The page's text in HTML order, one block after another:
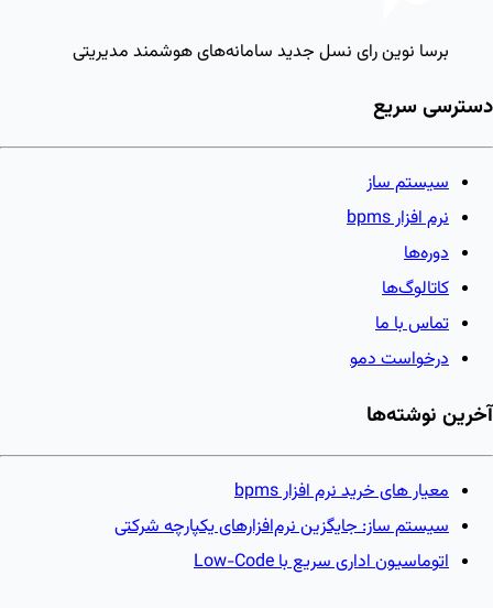
برسا نوین رای نسل جدید سامانه‌های هوشمند مدیریتی
دسترسی سریع
سیستم ساز
نرم افزار bpms
دوره‌ها
کاتالوگ‌ها
تماس با ما
درخواست دمو
آخرین نوشته‌ها
معیار های خرید نرم افزار bpms
سیستم ساز: جایگزین نرم‌افزارهای یکپارچه شرکتی
اتوماسیون اداری سریع با Low-Code